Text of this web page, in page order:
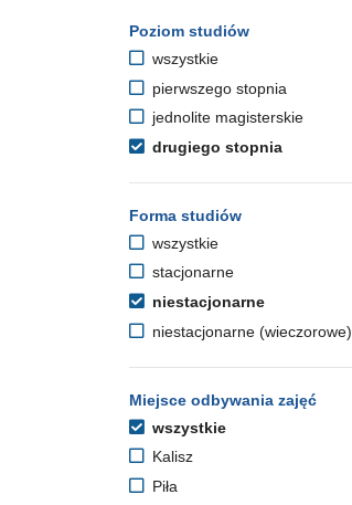
Poziom studiów
wszystkie
pierwszego stopnia
jednolite magisterskie
drugiego stopnia
Forma studiów
wszystkie
stacjonarne
niestacjonarne
niestacjonarne (wieczorowe)
Miejsce odbywania zajęć
wszystkie
Kalisz
Piła